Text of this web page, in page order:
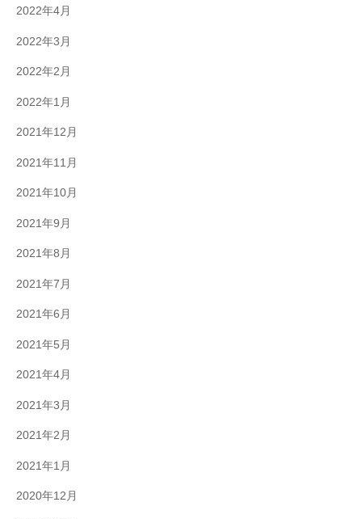
2022年4月
2022年3月
2022年2月
2022年1月
2021年12月
2021年11月
2021年10月
2021年9月
2021年8月
2021年7月
2021年6月
2021年5月
2021年4月
2021年3月
2021年2月
2021年1月
2020年12月